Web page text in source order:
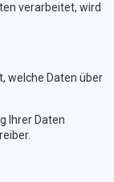
verarbeitet, wird
welche Daten über
Ihrer Daten